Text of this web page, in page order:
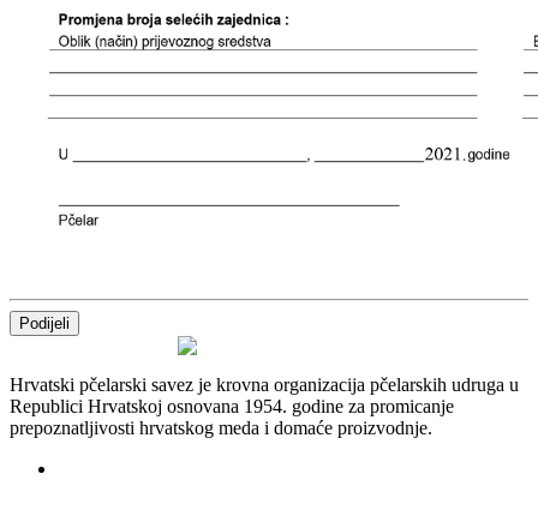
Podijeli
Hrvatski pčelarski savez je krovna organizacija pčelarskih udruga u
Republici Hrvatskoj osnovana 1954. godine za promicanje
prepoznatljivosti hrvatskog meda i domaće proizvodnje.